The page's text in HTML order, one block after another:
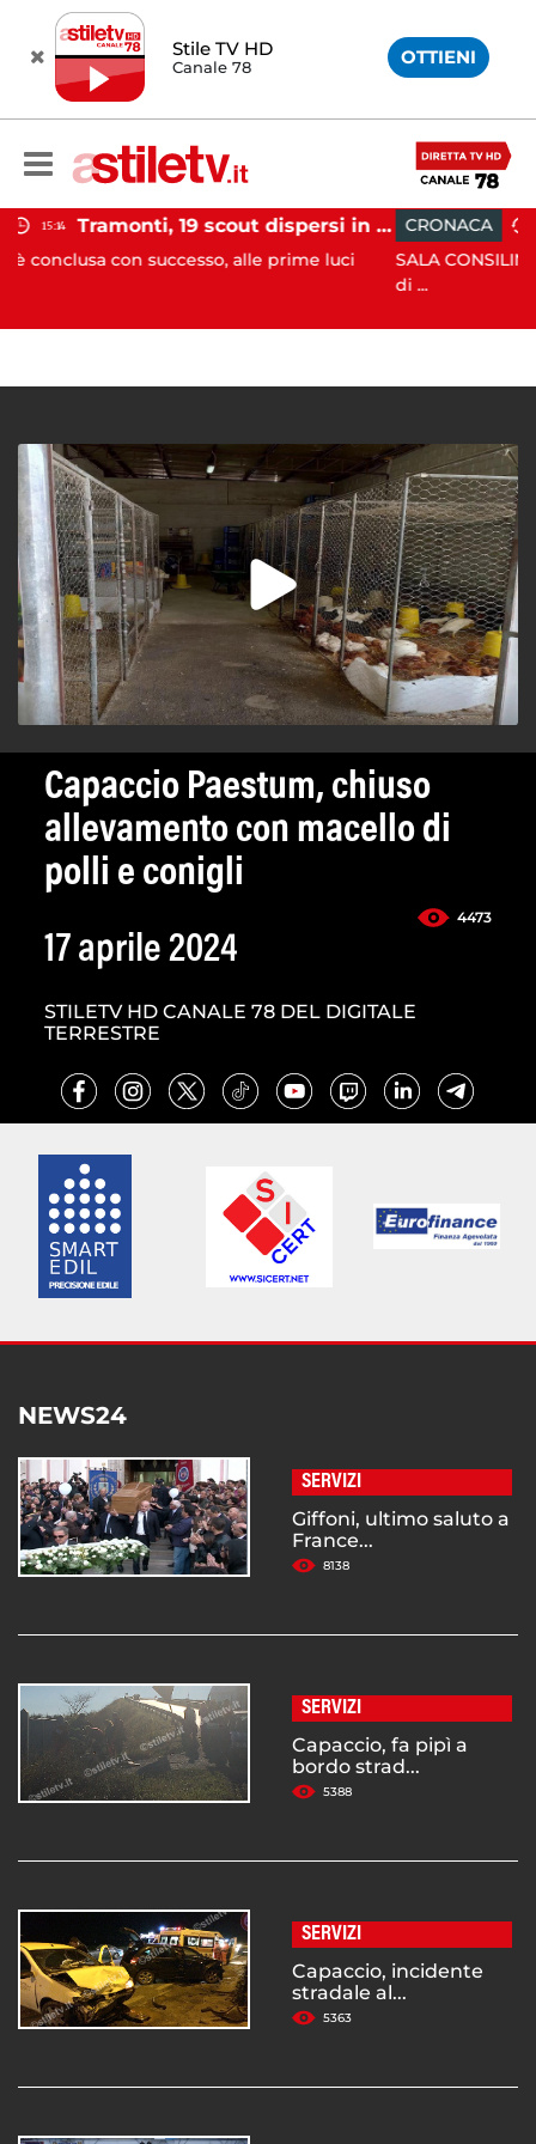
Stile TV HD
Canale 78 OTTIENI
Tramonti, 19 scout dispersi in montagna salvati dai vigili del fuoco
successo, alle prime luci
CRONACA 12:41
SALA CONSILINA. Si ritrovano
Capaccio Paestum, chiuso
allevamento con macello di
polli e conigli
4473
17 aprile 2024
STILETV HD CANALE 78 DEL DIGITALE
TERRESTRE
NEWS24
SERVIZI
Giffoni, ultimo saluto a
France...
8138
SERVIZI
Capaccio, fa pipì a
bordo strad...
5388
SERVIZI
Capaccio, incidente
stradale al...
5363